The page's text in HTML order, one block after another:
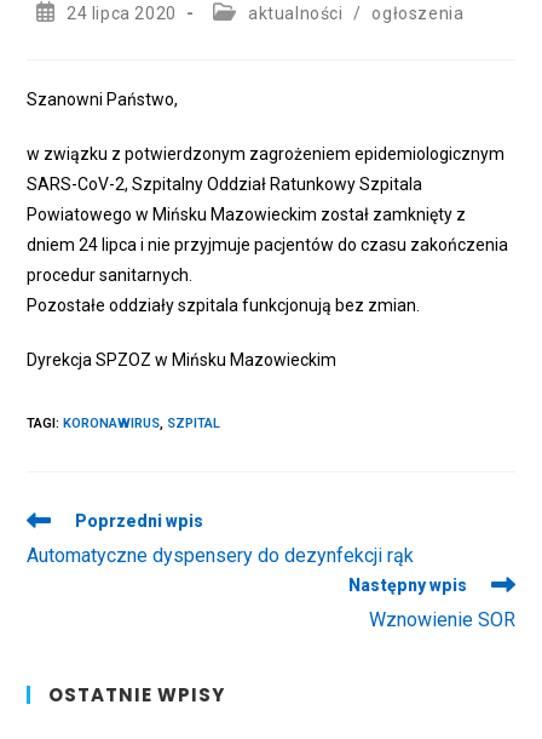
Post24 lipca 2020
Postaktualności / ogłoszenia
Szanowni Państwo,
w związku z potwierdzonym zagrożeniem epidemiologicznym
SARS-CoV-2, Szpitalny Oddział Ratunkowy Szpitala
Powiatowego w Mińsku Mazowieckim został zamknięty z
dniem 24 lipca i nie przyjmuje pacjentów do czasu zakończenia
procedur sanitarnych.
Pozostałe oddziały szpitala funkcjonują bez zmian.
Dyrekcja SPZOZ w Mińsku Mazowieckim
TAGI:KORONAWIRUS, SZPITAL
Read
more
articles
Poprzedni wpis
Automatyczne dyspensery do dezynfekcji rąk
Następny wpis
Wznowienie SOR
OSTATNIE WPISY